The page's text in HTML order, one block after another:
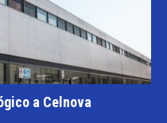
a Celnova